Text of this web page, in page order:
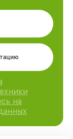
на